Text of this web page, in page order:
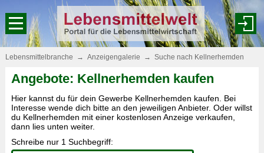
Lebensmittelbranche → Anzeigengalerie → Suche nach Kellnerhemden
Angebote: Kellnerhemden kaufen
Hier kannst du für dein Gewerbe Kellnerhemden kaufen. Bei
Interesse wende dich bitte an den jeweiligen Anbieter. Oder willst
du Kellnerhemden mit einer kostenlosen Anzeige verkaufen,
dann lies unten weiter.
Schreibe nur 1 Suchbegriff: